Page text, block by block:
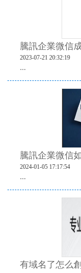
騰訊企業微信
2023-07-21 20:32:19
...
騰訊企業微信
2024-01-05 17:17:54
...
有域名了怎么